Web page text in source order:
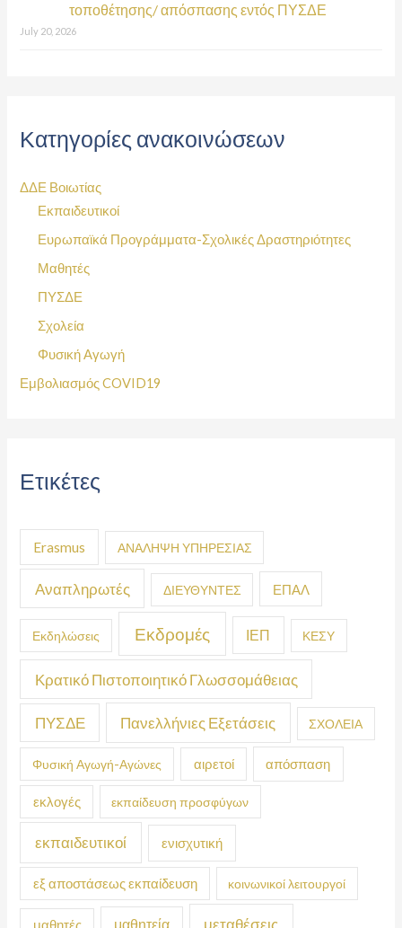
τοποθέτησης/ απόσπασης εντός ΠΥΣΔΕ
July 20, 2026
Κατηγορίες ανακοινώσεων
ΔΔΕ Βοιωτίας
Εκπαιδευτικοί
Ευρωπαϊκά Προγράμματα-Σχολικές Δραστηριότητες
Μαθητές
ΠΥΣΔΕ
Σχολεία
Φυσική Αγωγή
Εμβολιασμός COVID19
Ετικέτες
Erasmus ΑΝΑΛΗΨΗ ΥΠΗΡΕΣΙΑΣ
Αναπληρωτές ΔΙΕΥΘΥΝΤΕΣ ΕΠΑΛ
Εκδηλώσεις Εκδρομές ΙΕΠ ΚΕΣΥ
Κρατικό Πιστοποιητικό Γλωσσομάθειας
ΠΥΣΔΕ Πανελλήνιες Εξετάσεις ΣΧΟΛΕΙΑ
Φυσική Αγωγή-Αγώνες αιρετοί απόσπαση
εκλογές εκπαίδευση προσφύγων
εκπαιδευτικοί ενισχυτική
εξ αποστάσεως εκπαίδευση κοινωνικοί λειτουργοί
μαθητές μαθητεία μεταθέσεις